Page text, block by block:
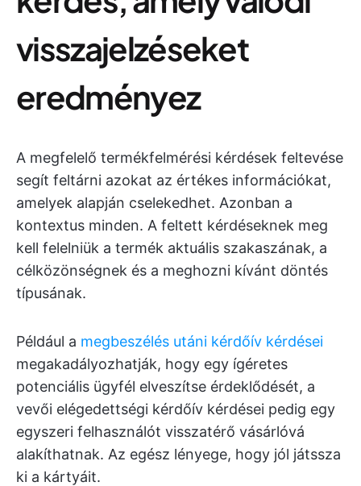
visszajelzéseket
eredményez
A megfelelő termékfelmérési kérdések feltevése
segít feltárni azokat az értékes információkat,
amelyek alapján cselekedhet. Azonban a
kontextus minden. A feltett kérdéseknek meg
kell felelniük a termék aktuális szakaszának, a
célközönségnek és a meghozni kívánt döntés
típusának.
Például a megbeszélés utáni kérdőív kérdései
megakadályozhatják, hogy egy ígéretes
potenciális ügyfél elveszítse érdeklődését, a
vevői elégedettségi kérdőív kérdései pedig egy
egyszeri felhasználót visszatérő vásárlóvá
alakíthatnak. Az egész lényege, hogy jól játssza
ki a kártyáit.